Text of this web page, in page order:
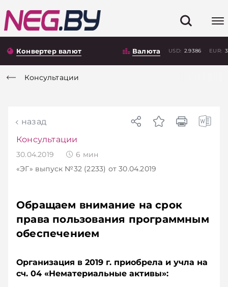
Конвертер валют Валюта USD: 2.9386 EUR:
Консультации
назад
Консультации
30.04.2019 6 мин
«ЭГ» выпуск №32 (2233) от 30.04.2019
Обращаем внимание на срок
права пользования программным
обеспечением
Организация в 2019 г. приобрела и учла на
сч. 04 «Нематериальные активы»: